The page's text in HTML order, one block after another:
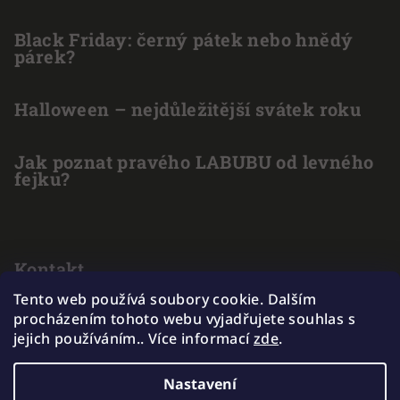
Tento web používá soubory cookie. Dalším
procházením tohoto webu vyjadřujete souhlas s
jejich používáním.. Více informacízde.
Nastavení
Black Friday: černý pátek nebo hnědý
párek?
Halloween – nejdůležitější svátek roku
Jak poznat pravého LABUBU od levného
fejku?
Kontakt
info@ outlet-hracek.cz
775 211 969